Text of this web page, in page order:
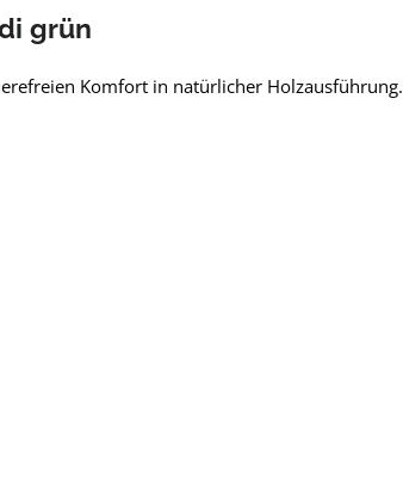
grün
Komfort in natürlicher Holzausführung.